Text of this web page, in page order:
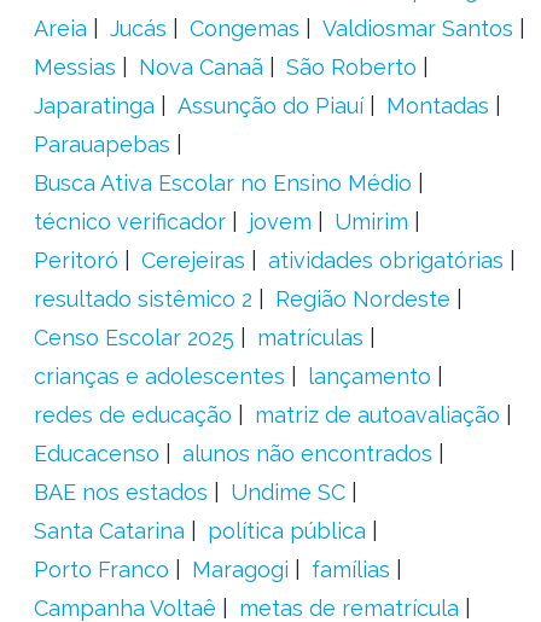
Areia
Jucás Congemas
Valdiosmar Santos
Messias
Nova Canaã
São Roberto
Japaratinga
Assunção do Piauí
Montadas
Parauapebas
Busca Ativa Escolar no Ensino Médio
técnico verificador
jovem
Umirim
Peritoró
Cerejeiras
atividades obrigatórias
resultado sistêmico 2
Região Nordeste
Censo Escolar 2025
matrículas
crianças e adolescentes
lançamento
redes de educação
matriz de autoavaliação
Educacenso
alunos não encontrados
BAE nos estados
Undime SC
Santa Catarina
política pública
Porto Franco
Maragogi
famílias
Campanha Voltaê
metas de rematrícula